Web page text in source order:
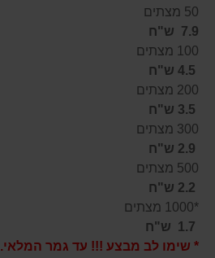
50 מצתים
7.9 ש"ח
100 מצתים
4.5 ש"ח
200 מצתים
3.5 ש"ח
300 מצתים
2.9 ש"ח
500 מצתים
2.2 ש"ח
*1000 מצתים
1.7 ש"ח
* שימו לב מבצע !!! עד גמר המלאי.